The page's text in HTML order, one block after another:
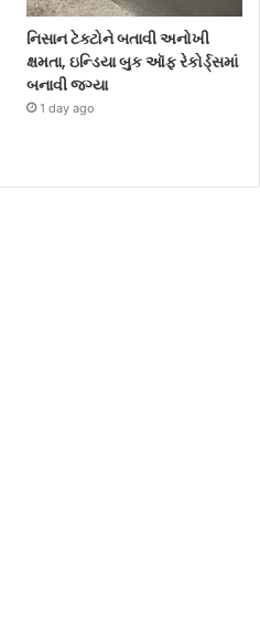
નિસાન ટેક્ટોને બતાવી અનોખી
ક્ષમતા, ઇન્ડિયા બુક ઑફ રેકોર્ડ્સમાં
બનાવી જગ્યા
1 day ago